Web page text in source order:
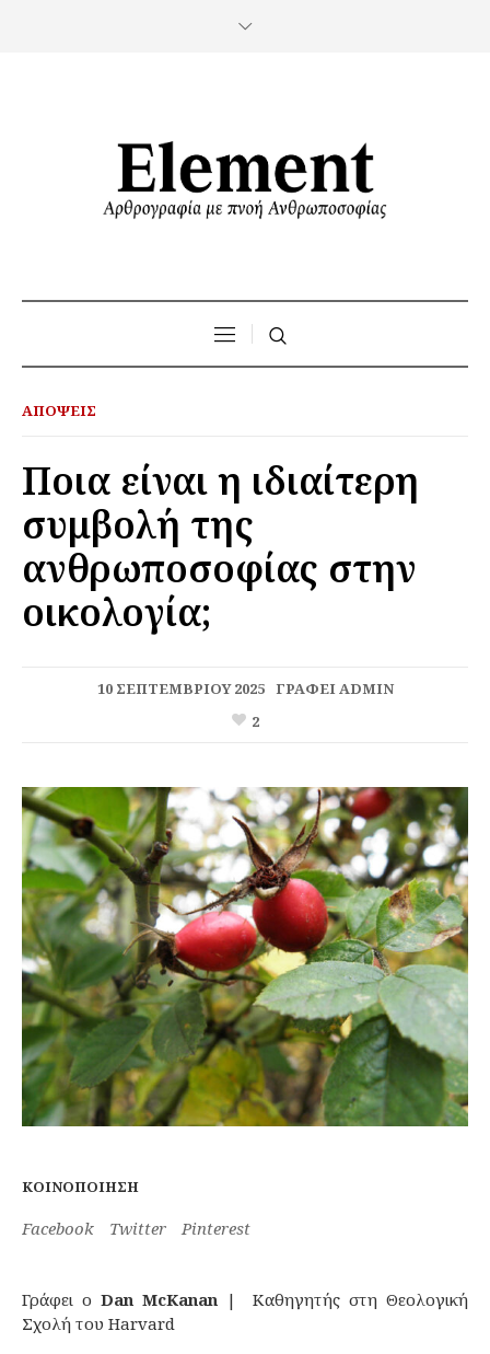
ΑΠΌΨΕΙΣ
Ποια είναι η ιδιαίτερη
συμβολή της
ανθρωποσοφίας στην
οικολογία;
10 ΣΕΠΤΕΜΒΡΊΟΥ 2025 ΓΡΆΦΕΙADMIN
2
ΚΟΙΝΟΠΟΊΗΣΗ
Facebook Twitter Pinterest
Γράφει ο Dan McKanan| Καθηγητής στη Θεολογική
Σχολή του Harvard